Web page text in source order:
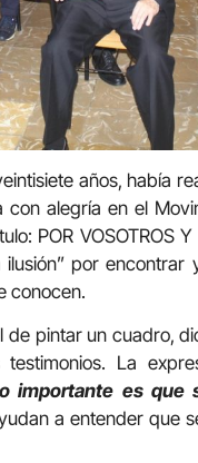
años, había
alegría en el
POR VOSOTROS
por
conocen.
pintar un cuadro,
La
importante es que
a entender que